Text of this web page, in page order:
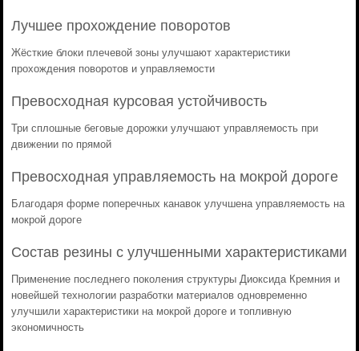
Лучшее прохождение поворотов
Жёсткие блоки плечевой зоны улучшают характеристики
прохождения поворотов и управляемости
Превосходная курсовая устойчивость
Три сплошные беговые дорожки улучшают управляемость при
движении по прямой
Превосходная управляемость на мокрой дороге
Благодаря форме поперечных канавок улучшена управляемость на
мокрой дороге
Состав резины с улучшенными характеристиками
Применение последнего поколения структуры Диоксида Кремния и
новейшей технологии разработки материалов одновременно
улучшили характеристики на мокрой дороге и топливную
экономичность